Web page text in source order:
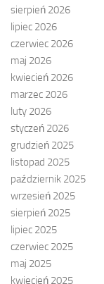
sierpień 2026
lipiec 2026
czerwiec 2026
maj 2026
kwiecień 2026
marzec 2026
luty 2026
styczeń 2026
grudzień 2025
listopad 2025
październik 2025
wrzesień 2025
sierpień 2025
lipiec 2025
czerwiec 2025
maj 2025
kwiecień 2025